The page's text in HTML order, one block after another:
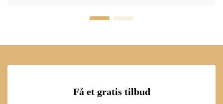
Få et gratis tilbud